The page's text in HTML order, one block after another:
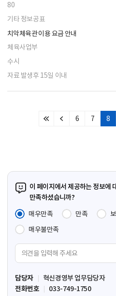
80
기타 정보공표
치악체육관 이용 요금 안내
체육사업부
수시
자료 발생후 15일 이내
처
이
6 7 8
이 페이지에서 제공하는 정보에
만족하셨습니까?
매우만족
만족
매우불만족
견
입
력
담당자
혁신경영부 업무담당자
전화번호
033-749-1750